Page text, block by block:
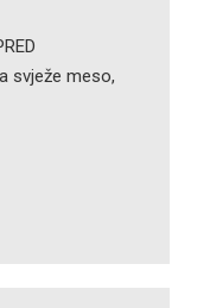
svježe meso,